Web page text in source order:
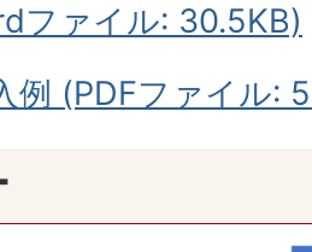
ファイル: 30.5KB)
例 (PDFファイル: